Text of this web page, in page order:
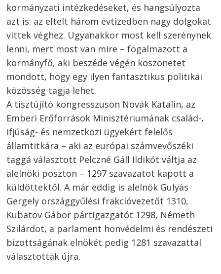
kormányzati intézkedéseket, és hangsúlyozta
azt is: az eltelt három évtizedben nagy dolgokat
vittek véghez. Ugyanakkor most kell szerénynek
lenni, mert most van mire – fogalmazott a
kormányfő, aki beszéde végén köszönetet
mondott, hogy egy ilyen fantasztikus politikai
közösség tagja lehet.
A tisztújító kongresszuson Novák Katalin, az
Emberi Erőforrások Minisztériumának család-,
ifjúság- és nemzetközi ügyekért felelős
államtitkára – aki az európai számvevőszéki
taggá választott Pelczné Gáll Ildikót váltja az
alelnöki poszton – 1297 szavazatot kapott a
küldöttektől. A már eddig is alelnök Gulyás
Gergely országgyűlési frakcióvezetőt 1310,
Kubatov Gábor pártigazgatót 1298, Németh
Szilárdot, a parlament honvédelmi és rendészeti
bizottságának elnökét pedig 1281 szavazattal
választották újra.